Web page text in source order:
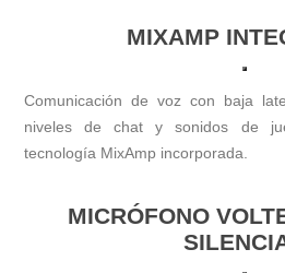
MIXAMP
Comunicación de voz con baja
niveles de chat y sonidos de
tecnología MixAmp incorporada.
MICRÓFONO